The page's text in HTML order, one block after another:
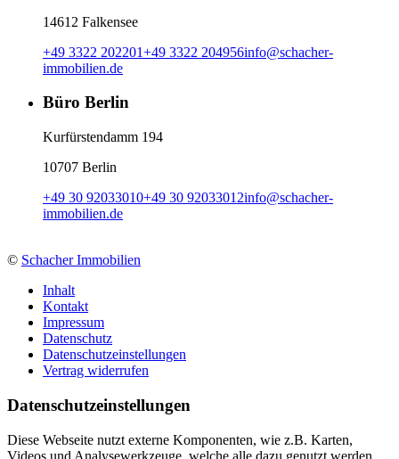
14612 Falkensee
+49 3322 202201+49 3322 204956info@schacher-
immobilien.de
Büro Berlin
Kurfürstendamm 194
10707 Berlin
+49 30 92033010+49 30 92033012info@schacher-
immobilien.de
© Schacher Immobilien
Inhalt
Kontakt
Impressum
Datenschutz
Datenschutzeinstellungen
Vertrag widerrufen
Daten­schutz­ein­stellungen
Diese Webseite nutzt externe Komponenten, wie z.B. Karten,
Videos und Analysewerkzeuge, welche alle dazu genutzt werden